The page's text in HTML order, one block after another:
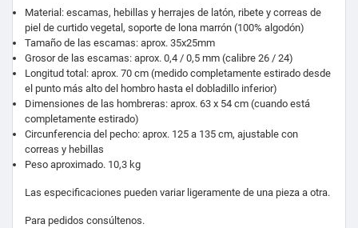
Material: escamas, hebillas y herrajes de latón, ribete y correas de
piel de curtido vegetal, soporte de lona marrón (100% algodón)
Tamaño de las escamas: aprox. 35x25mm
Grosor de las escamas: aprox. 0,4 / 0,5 mm (calibre 26 / 24)
Longitud total: aprox. 70 cm (medido completamente estirado desde
el punto más alto del hombro hasta el dobladillo inferior)
Dimensiones de las hombreras: aprox. 63 x 54 cm (cuando está
completamente estirado)
Circunferencia del pecho: aprox. 125 a 135 cm, ajustable con
correas y hebillas
Peso aproximado. 10,3 kg
Las especificaciones pueden variar ligeramente de una pieza a otra.
Para pedidos consúltenos.